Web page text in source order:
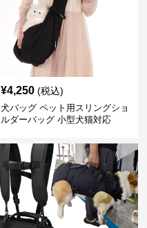
¥4,250 (税込)
犬バッグ ペット用スリングショ
ルダーバッグ 小型犬猫対応